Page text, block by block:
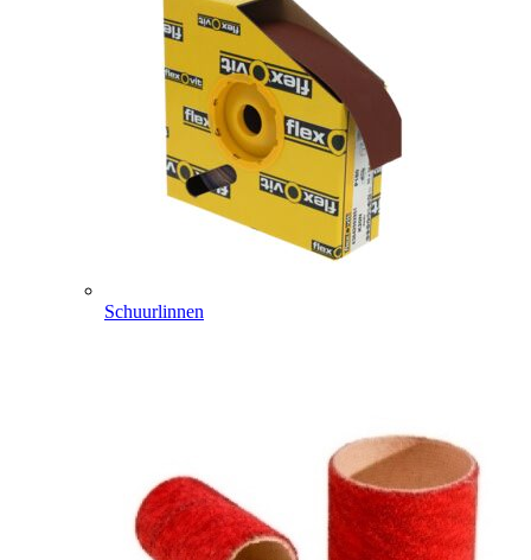
Schuurlinnen